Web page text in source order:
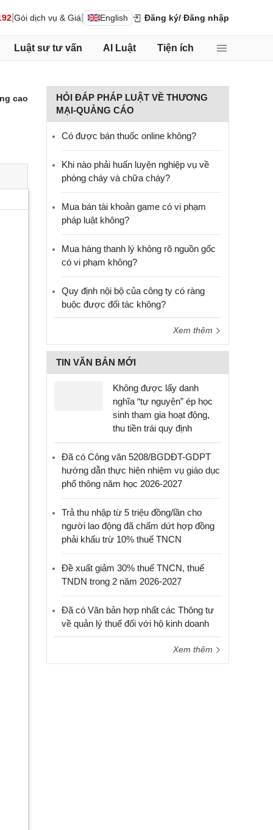
Gói dịch vụ & Giá English Đăng ký/ Đăng nhập
Luật sư tư vấn AI Luật Tiện ích
cao
HỎI ĐÁP PHÁP LUẬT VỀ THƯƠNG
MẠI-QUẢNG CÁO
Có được bán thuốc online không?
Khi nào phải huấn luyện nghiệp vụ về
phòng cháy và chữa cháy?
Mua bán tài khoản game có vi phạm
pháp luật không?
Mua hàng thanh lý không rõ nguồn gốc
có vi phạm không?
Quy định nội bộ của công ty có ràng
buộc được đối tác không?
Xem thêm
TIN VĂN BẢN MỚI
Không được lấy danh
nghĩa “tự nguyện” ép học
sinh tham gia hoạt động,
thu tiền trái quy định
Đã có Công văn 5208/BGDĐT-GDPT
hướng dẫn thực hiện nhiệm vụ giáo dục
phổ thông năm học 2026-2027
Trả thu nhập từ 5 triệu đồng/lần cho
người lao động đã chấm dứt hợp đồng
phải khấu trừ 10% thuế TNCN
Đề xuất giảm 30% thuế TNCN, thuế
TNDN trong 2 năm 2026-2027
Đã có Văn bản hợp nhất các Thông tư
về quản lý thuế đối với hộ kinh doanh
Xem thêm